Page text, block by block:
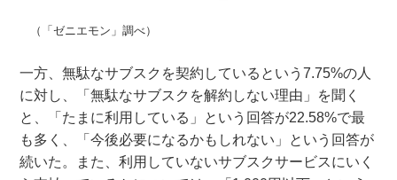
（「ゼニエモン」調べ）
一方、無駄なサブスクを契約しているという7.75%の人
に対し、「無駄なサブスクを解約しない理由」を聞く
と、「たまに利用している」という回答が22.58%で最
も多く、「今後必要になるかもしれない」という回答が
続いた。また、利用していないサブスクサービスにいく